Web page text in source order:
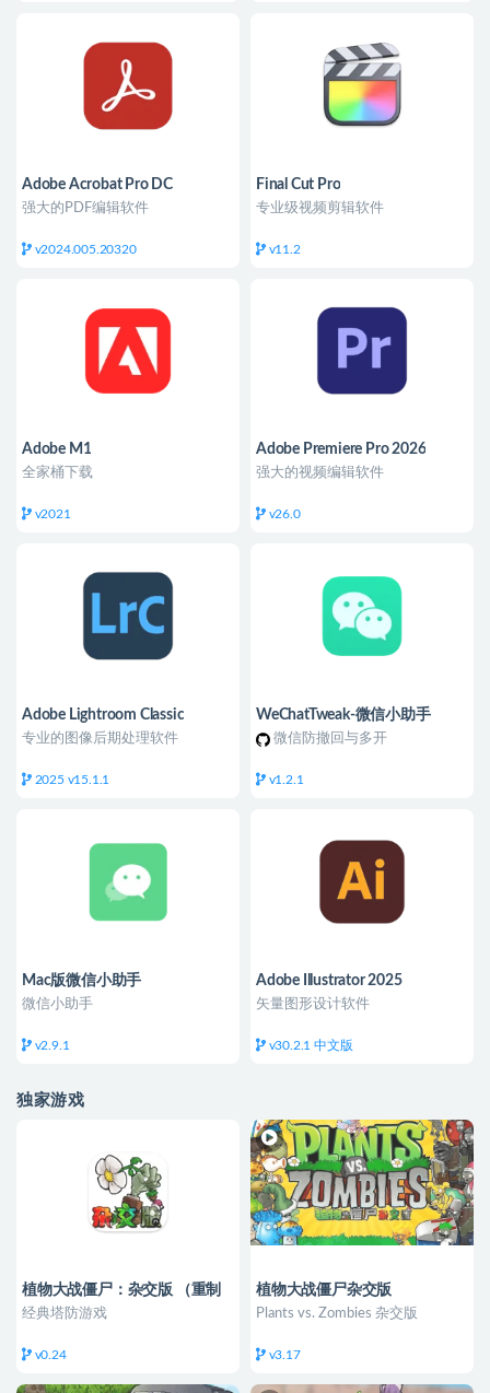
Adobe Acrobat Pro DC
强大的PDF编辑软件
v2024.005.20320
Final Cut Pro
专业级视频剪辑软件
v11.2
Adobe M1
全家桶下载
v2021
Adobe Premiere Pro 2026
强大的视频编辑软件
v26.0
Adobe Lightroom Classic
专业的图像后期处理软件
2025 v15.1.1
WeChatTweak-微信小助手
微信防撤回与多开
v1.2.1
Mac版微信小助手
微信小助手
v2.9.1
Adobe Illustrator 2025
矢量图形设计软件
v30.2.1 中文版
独家游戏
植物大战僵尸：杂交版 （重制
版 ）
经典塔防游戏
v0.24
植物大战僵尸杂交版
Plants vs. Zombies 杂交版
v3.17